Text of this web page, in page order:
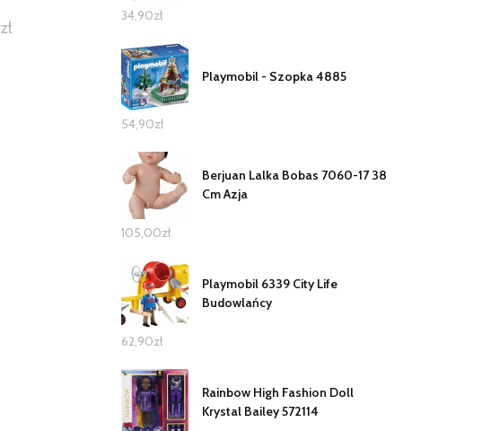
zł
34,90zł
Playmobil - Szopka 4885
54,90zł
Berjuan Lalka Bobas 7060-17 38
Cm Azja
105,00zł
Playmobil 6339 City Life
Budowlańcy
62,90zł
Rainbow High Fashion Doll
Krystal Bailey 572114